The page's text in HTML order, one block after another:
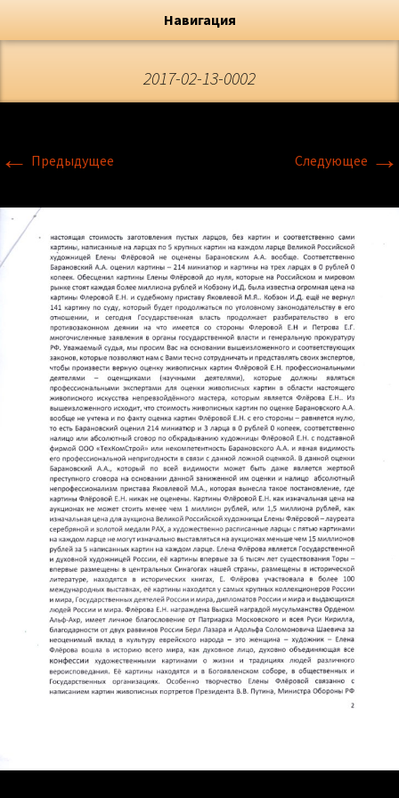
Флёрова Елена Николаевна
Художник, Официальный сайт
Навигация
2017-02-13-0002
← Предыдущее Следующее →